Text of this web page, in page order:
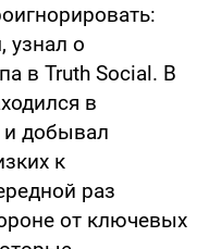
узнал о
в Truth Social. В
в
добывал
к
раз
от ключевых